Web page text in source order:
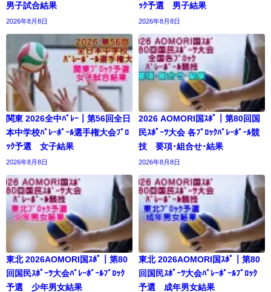
男子試合結果
2026年8月8日
ｯｸ予選 男子結果
2026年8月8日
関東 2026全中ﾊﾞﾚｰ｜第56回全日
本中学校ﾊﾞﾚｰﾎﾞｰﾙ選手権大会ﾌﾞﾛ
ｯｸ予選 女子結果
2026年8月8日
2026 AOMORI国ｽﾎﾟ｜第80回国
民ｽﾎﾟｰﾂ大会 各ﾌﾞﾛｯｸﾊﾞﾚｰﾎﾞｰﾙ競
技 要項･組合せ･結果
2026年8月8日
東北 2026AOMORI国ｽﾎﾟ｜第80
回国民ｽﾎﾟｰﾂ大会ﾊﾞﾚｰﾎﾞｰﾙﾌﾞﾛｯｸ
予選 少年男女結果
東北 2026AOMORI国ｽﾎﾟ｜第80
回国民ｽﾎﾟｰﾂ大会ﾊﾞﾚｰﾎﾞｰﾙﾌﾞﾛｯｸ
予選 成年男女結果